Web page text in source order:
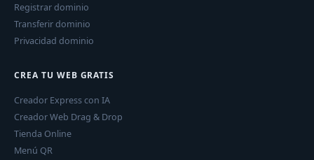
Registrar dominio
Transferir dominio
Privacidad dominio
CREA TU WEB GRATIS
Creador Express con IA
Creador Web Drag & Drop
Tienda Online
Menú QR